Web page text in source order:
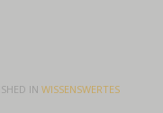
IN WISSENSWERTES